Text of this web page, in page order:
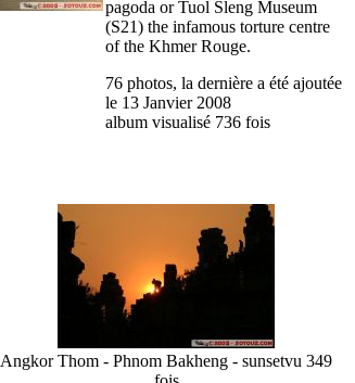
pagoda or Tuol Sleng Museum
(S21) the infamous torture centre
of the Khmer Rouge.
76 photos, la dernière a été ajoutée
le 13 Janvier 2008
album visualisé 736 fois
Angkor Thom - Phnom Bakheng - sunsetvu 349